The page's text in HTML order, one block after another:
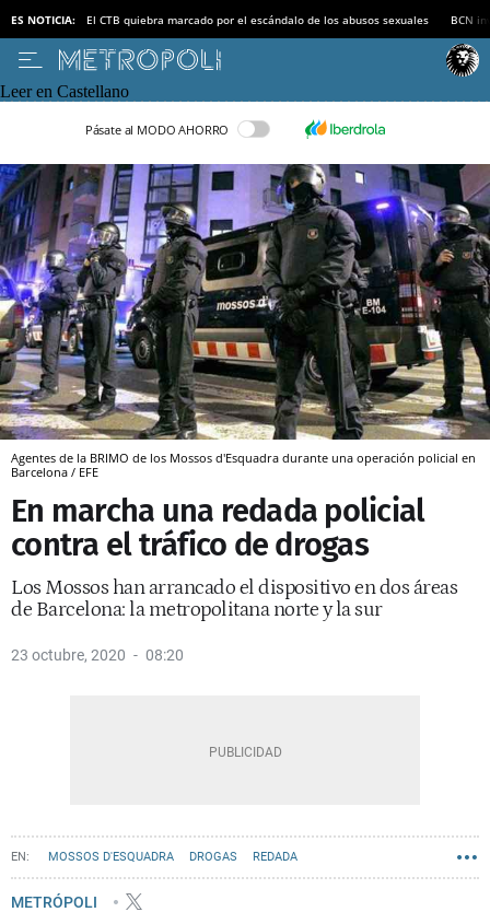
ES NOTICIA: El CTB quiebra marcado por el escándalo de los abusos sexuales BCN
Leer en Castellano
Pásate al MODO AHORRO
Agentes de la BRIMO de los Mossos d'Esquadra durante una operación policial en
Barcelona / EFE
En marcha una redada policial
contra el tráfico de drogas
Los Mossos han arrancado el dispositivo en dos áreas
de Barcelona: la metropolitana norte y la sur
23 octubre, 2020 08:20
MOSSOS D'ESQUADRA DROGAS REDADA
METRÓPOLI